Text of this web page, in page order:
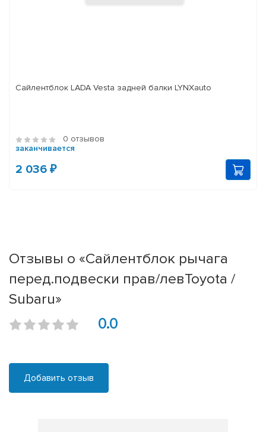
Сайлентблок LADA Vesta задней балки LYNXauto
0 отзывов
заканчивается
2 036 ₽
Отзывы о «Сайлентблок рычага
перед.подвески прав/левToyota /
Subaru»
0.0
Добавить отзыв